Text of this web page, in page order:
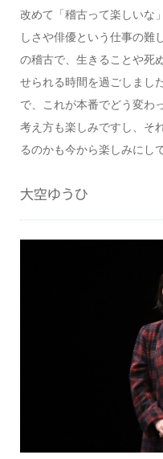
改めて「稽古って楽しいな
しさや俳優という仕事の難
の稽古で、生きることや死
せられる時間を過ごしまし
で、これが本番でどう変わ
考え方も楽しみですし、そ
るのかも今から楽しみにし
大空ゆうひ